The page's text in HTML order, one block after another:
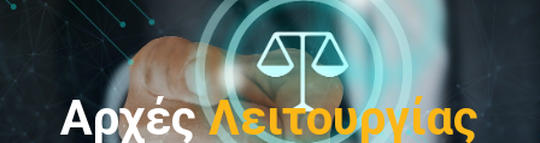
ΑρχέςΛειτουργίας